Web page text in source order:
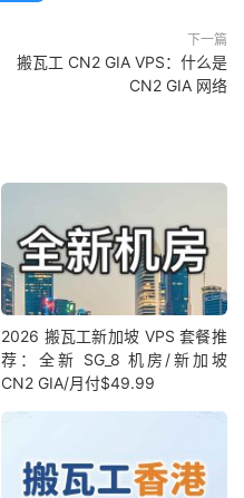
下一篇
搬瓦工 CN2 GIA VPS：什么是
CN2 GIA 网络
2026 搬瓦工新加坡 VPS 套餐推
荐：全新 SG_8 机房/新加坡
CN2 GIA/月付$49.99